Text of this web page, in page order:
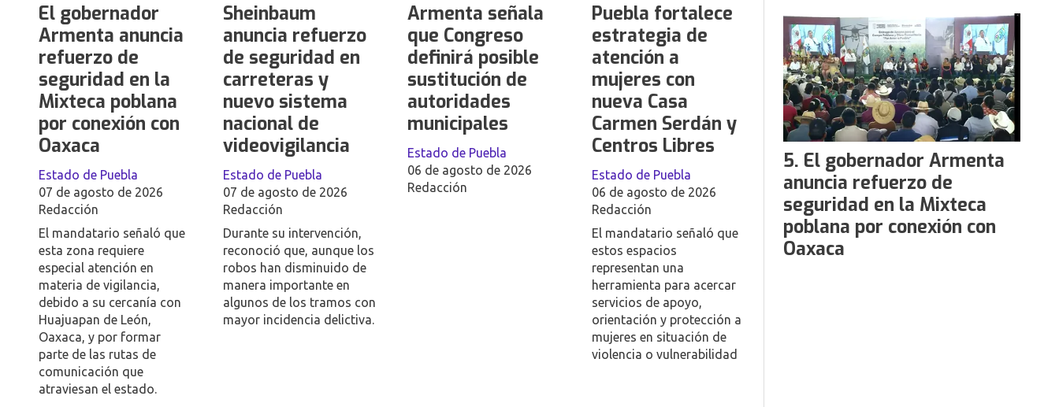
El gobernador
Armenta anuncia
refuerzo de
seguridad en la
Mixteca poblana
por conexión con
Oaxaca
Redacción
Estado de Puebla
07 de agosto de 2026
El mandatario señaló que
esta zona requiere
especial atención en
materia de vigilancia,
debido a su cercanía con
Huajuapan de León,
Oaxaca, y por formar
parte de las rutas de
comunicación que
atraviesan el estado.
Sheinbaum
anuncia refuerzo
de seguridad en
carreteras y
nuevo sistema
nacional de
videovigilancia
Redacción
Estado de Puebla
07 de agosto de 2026
Durante su intervención,
reconoció que, aunque los
robos han disminuido de
manera importante en
algunos de los tramos con
mayor incidencia delictiva.
Armenta señala
que Congreso
definirá posible
sustitución de
autoridades
municipales
Redacción
Estado de Puebla
06 de agosto de 2026
Puebla fortalece
estrategia de
atención a
mujeres con
nueva Casa
Carmen Serdán y
Centros Libres
Redacción
Estado de Puebla
06 de agosto de 2026
El mandatario señaló que
estos espacios
representan una
herramienta para acercar
servicios de apoyo,
orientación y protección a
mujeres en situación de
violencia o vulnerabilidad
El gobernador Armenta
anuncia refuerzo de
seguridad en la Mixteca
poblana por conexión con
Oaxaca